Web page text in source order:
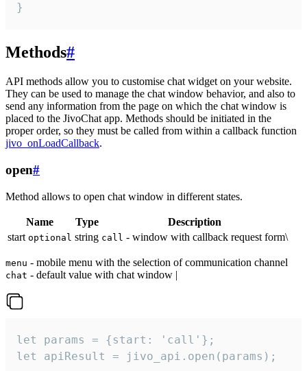
}
Methods#
API methods allow you to customise chat widget on your website.
They can be used to manage the chat window behavior, and also to
send any information from the page on which the chat window is
placed to the JivoChat app. Methods should be initiated in the
proper order, so they must be called from within a callback function
jivo_onLoadCallback.
open#
Method allows to open chat window in different states.
Name Type
Description
start optional string call - window with callback request form\
menu - mobile menu with the selection of communication channel
chat - default value with chat window |
let params = {start: 'call'};
let apiResult = jivo_api.open(params);